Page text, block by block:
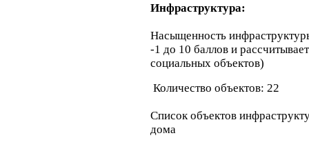
Инфраструктура:
Насыщенность
-1 до 10 баллов и
социальных объектов)
Количество объектов: 22
Список объектов
дома